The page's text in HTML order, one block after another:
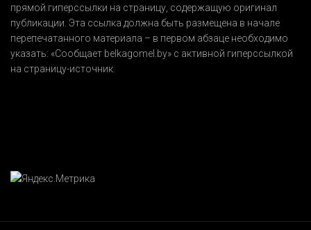
прямой гиперссылки на страницу, содержащую оригинал
публикации. Эта ссылка должна быть размещена в начале
перепечатанного материала – в первом абзаце необходимо
указать: «Сообщает belkagomel.by» с активной гиперссылкой
на страницу-источник.